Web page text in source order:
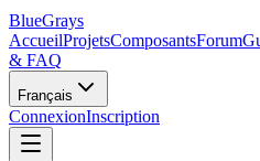
BlueGrays
AccueilProjetsComposantsForum
& FAQ
Français
ConnexionInscription